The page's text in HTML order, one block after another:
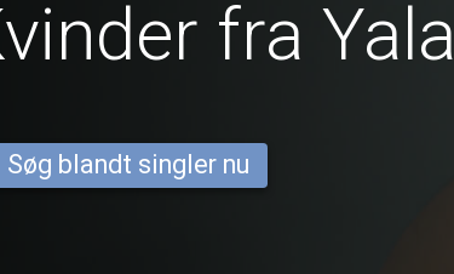
fra Yala
Søg blandt singler nu